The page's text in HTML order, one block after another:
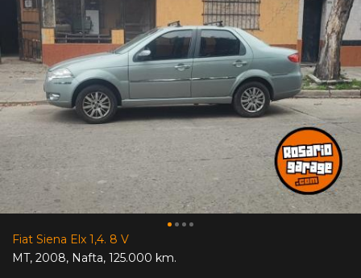
Fiat Siena Elx 1,4. 8 V
MT, 2008, Nafta, 125.000 km.